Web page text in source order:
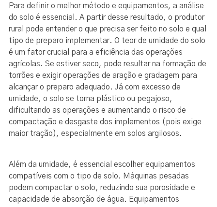
Para definir o melhor método e equipamentos, a análise
do solo é essencial. A partir desse resultado, o produtor
rural pode entender o que precisa ser feito no solo e qual
tipo de preparo implementar. O teor de umidade do solo
é um fator crucial para a eficiência das operações
agrícolas. Se estiver seco, pode resultar na formação de
torrões e exigir operações de aração e gradagem para
alcançar o preparo adequado. Já com excesso de
umidade, o solo se torna plástico ou pegajoso,
dificultando as operações e aumentando o risco de
compactação e desgaste dos implementos (pois exige
maior tração), especialmente em solos argilosos.
Além da umidade, é essencial escolher equipamentos
compatíveis com o tipo de solo. Máquinas pesadas
podem compactar o solo, reduzindo sua porosidade e
capacidade de absorção de água. Equipamentos